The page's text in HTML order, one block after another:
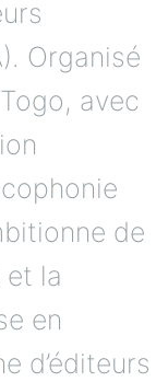
Organisé
avec
de
la
en
d’éditeurs